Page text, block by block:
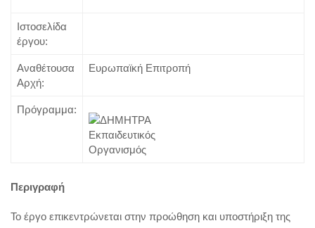
Ιστοσελίδα
έργου:
Αναθέτουσα
Αρχή:
Ευρωπαϊκή Επιτροπή
Πρόγραμμα:
Περιγραφή
Το έργο επικεντρώνεται στην προώθηση και υποστήριξη της